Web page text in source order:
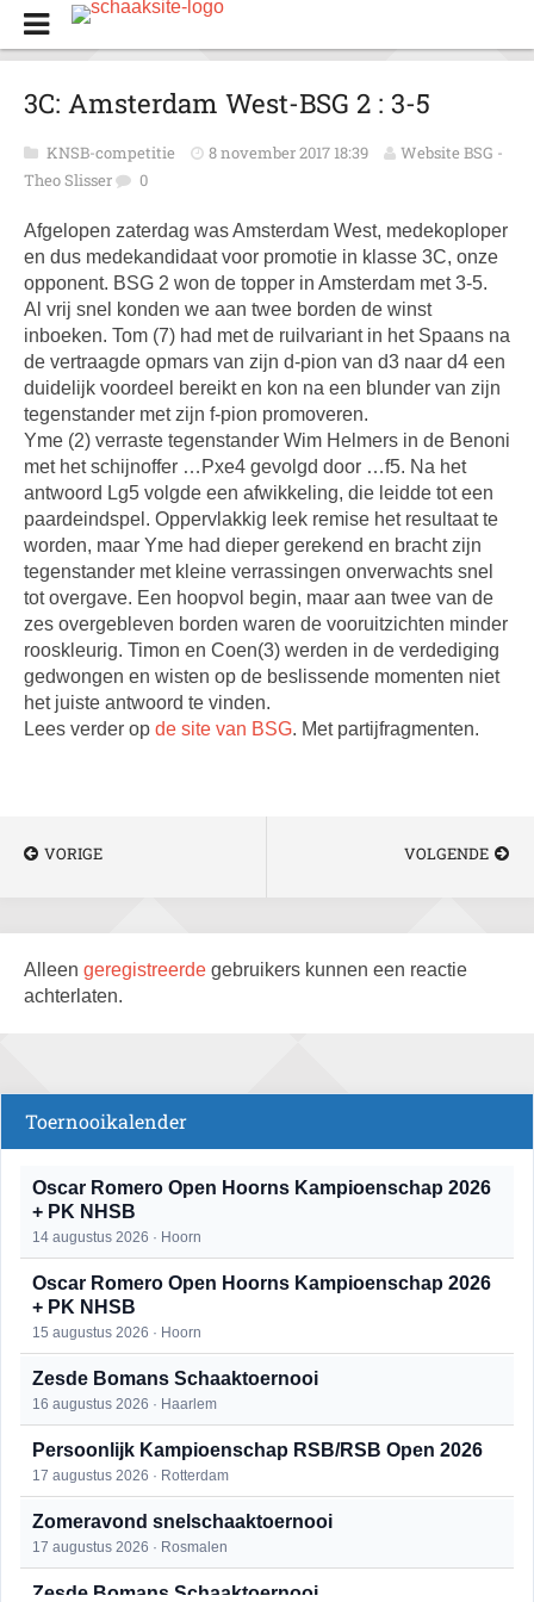
3C: Amsterdam West-BSG 2 : 3-5
KNSB-competitie 8 november 2017 18:39
Website BSG -
Theo Slisser
0
Afgelopen zaterdag was Amsterdam West, medekoploper
en dus medekandidaat voor promotie in klasse 3C, onze
opponent. BSG 2 won de topper in Amsterdam met 3-5.
Al vrij snel konden we aan twee borden de winst
inboeken. Tom (7) had met de ruilvariant in het Spaans na
de vertraagde opmars van zijn d-pion van d3 naar d4 een
duidelijk voordeel bereikt en kon na een blunder van zijn
tegenstander met zijn f-pion promoveren.
Yme (2) verraste tegenstander Wim Helmers in de Benoni
met het schijnoffer …Pxe4 gevolgd door …f5. Na het
antwoord Lg5 volgde een afwikkeling, die leidde tot een
paardeindspel. Oppervlakkig leek remise het resultaat te
worden, maar Yme had dieper gerekend en bracht zijn
tegenstander met kleine verrassingen onverwachts snel
tot overgave. Een hoopvol begin, maar aan twee van de
zes overgebleven borden waren de vooruitzichten minder
rooskleurig. Timon en Coen(3) werden in de verdediging
gedwongen en wisten op de beslissende momenten niet
het juiste antwoord te vinden.
Lees verder op de site van BSG. Met partijfragmenten.
VORIGE VOLGENDE
Alleen geregistreerde gebruikers kunnen een reactie
achterlaten.
Toernooikalender
Oscar Romero Open Hoorns Kampioenschap 2026
+ PK NHSB
14 augustus 2026 · Hoorn
Oscar Romero Open Hoorns Kampioenschap 2026
+ PK NHSB
15 augustus 2026 · Hoorn
Zesde Bomans Schaaktoernooi
16 augustus 2026 · Haarlem
Persoonlijk Kampioenschap RSB/RSB Open 2026
17 augustus 2026 · Rotterdam
Zomeravond snelschaaktoernooi
17 augustus 2026 · Rosmalen
Zesde Bomans Schaaktoernooi